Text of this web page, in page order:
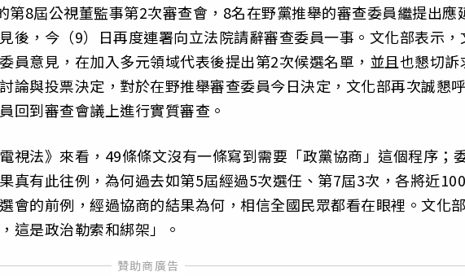
第8屆公視董監事第2次審查會，8名在野黨推舉的審查委員繼提出應
後，今（9）日再度連署向立法院請辭審查委員一事。文化部表示，
員意見，在加入多元領域代表後提出第2次候選名單，並且也懇切訴
論與投票決定，對於在野推舉審查委員今日決定，文化部再次誠懇
回到審查會議上進行實質審查。
視法》來看，49條條文沒有一條寫到需要「政黨協商」這個程序；
真有此往例，為何過去如第5屆經過5次選任、第7屆3次，各將近
會的前例，經過協商的結果為何，相信全國民眾都看在眼裡。文化
這是政治勒索和綁架」。